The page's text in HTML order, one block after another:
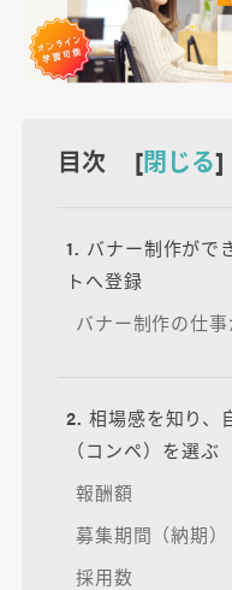
目次 [閉じる]
1. バナー制作がで
トへ登録
バナー制作の仕
2. 相場感を知り、
（コンペ）を選ぶ
報酬額
募集期間（納期）
採用数